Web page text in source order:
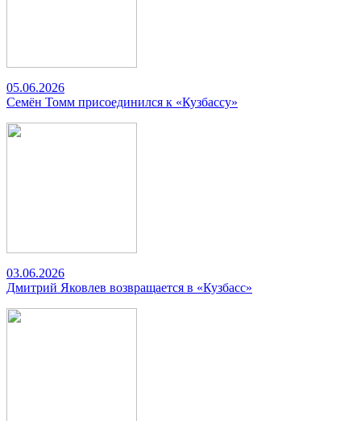
05.06.2026
Семён Томм присоединился к «Кузбассу»
03.06.2026
Дмитрий Яковлев возвращается в «Кузбасс»